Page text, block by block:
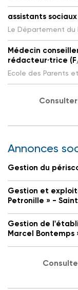
assistants
Le Département du
Médecin
rédacteur·trice
Ecole des Parents
Annonces
Gestion du
Gestion et
Petronille » -
Gestion de
Marcel